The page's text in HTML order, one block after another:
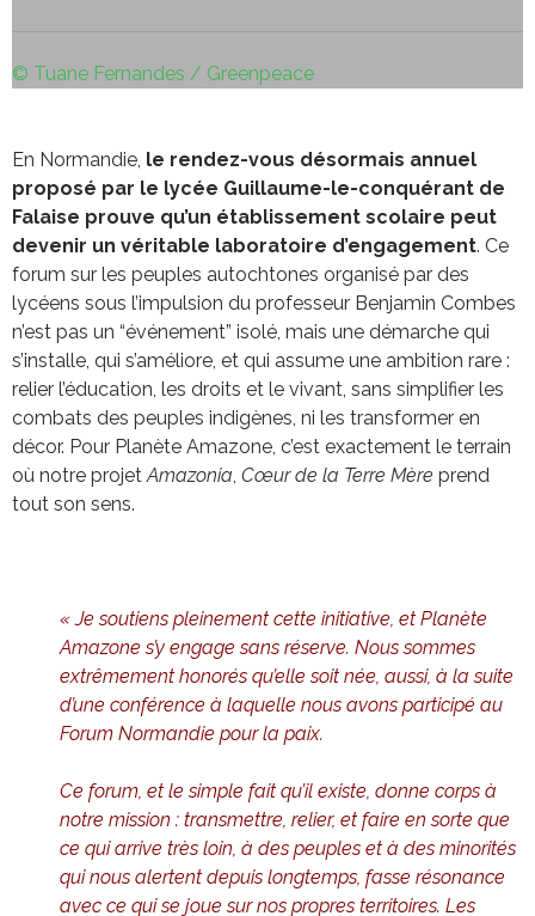
© Tuane Fernandes / Greenpeace
En Normandie, le rendez-vous désormais annuel
proposé par le lycée Guillaume-le-conquérant de
Falaise prouve qu’un établissement scolaire peut
devenir un véritable laboratoire d’engagement. Ce
forum sur les peuples autochtones organisé par des
lycéens sous l’impulsion du professeur Benjamin Combes
n’est pas un “événement” isolé, mais une démarche qui
s’installe, qui s’améliore, et qui assume une ambition rare :
relier l’éducation, les droits et le vivant, sans simplifier les
combats des peuples indigènes, ni les transformer en
décor. Pour Planète Amazone, c’est exactement le terrain
où notre projetAmazonia, Cœur de la Terre Mère prend
tout son sens.
« Je soutiens pleinement cette initiative, et Planète
Amazone s’y engage sans réserve. Nous sommes
extrêmement honorés qu’elle soit née, aussi, à la suite
d’une conférence à laquelle nous avons participé au
Forum Normandie pour la paix.
Ce forum, et le simple fait qu’il existe, donne corps à
notre mission : transmettre, relier, et faire en sorte que
ce qui arrive très loin, à des peuples et à des minorités
qui nous alertent depuis longtemps, fasse résonance
avec ce qui se joue sur nos propres territoires. Les